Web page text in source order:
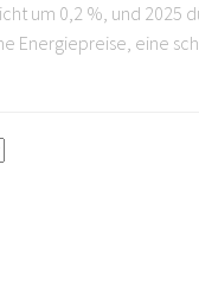
um 0,2 %, und 2025
Energiepreise, eine